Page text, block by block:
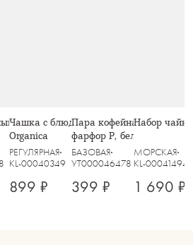
серая,
2 перс, 4 пр, Пение
Чашка с блюдцем, 90 мл, зелёная,
Organica
РЕГУЛЯРНАЯ
KL-00040349
899 ₽
Пара кофейная, 1 перс, 2
фарфор P, белая,
БАЗОВАЯ
УТ000046478
399 ₽
Набор
МОРСКАЯ
KL-00041494
1 690 ₽